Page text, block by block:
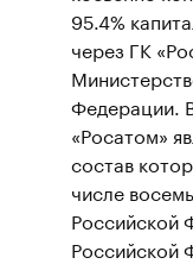
95.4%
через ГК
Федерации.
«Росатом»
состав
числе
Российской
Российской